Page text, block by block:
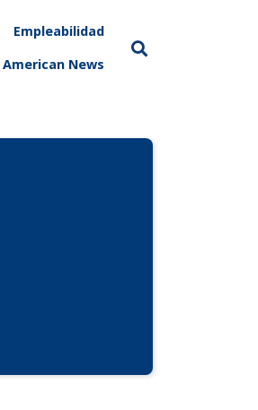
Empleabilidad
American News